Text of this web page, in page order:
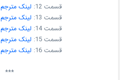
قسمت 12:
لینک مترجم
قسمت 13:
لینک مترجم
قسمت 14:
لینک مترجم
قسمت 15:
لینک مترجم
قسمت 16:
لینک مترجم
***